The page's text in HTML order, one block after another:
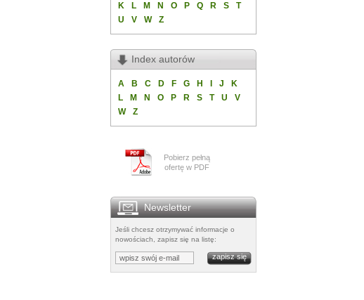
K
L M N O P Q R S
T
U
V W Z
Index autorów
A B C D F G H J
K
L
M N O P R S T U
V
W
Z
Pobierz pełną
ofertę w PDF
Newsletter
Jeśli chcesz otrzymywać informacje o
nowościach, zapisz się na listę: